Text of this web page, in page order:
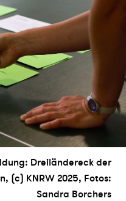
Dreiländereck der
(c) KNRW 2025, Fotos:
Sandra Borchers